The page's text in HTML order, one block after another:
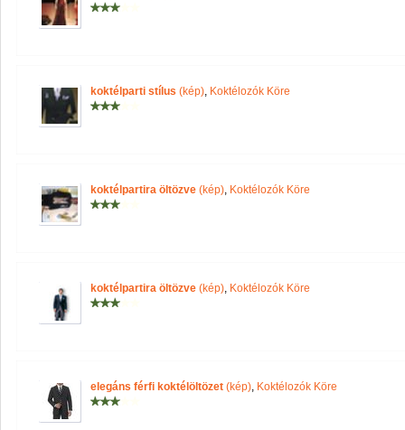
koktélparti stílus (kép), Koktélozók Köre
koktélpartira öltözve (kép), Koktélozók Köre
koktélpartira öltözve (kép), Koktélozók Köre
elegáns férfi koktélöltözet (kép), Koktélozók Köre